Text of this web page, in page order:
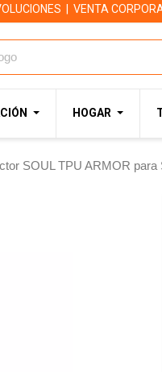
VENTA
HOGAR
SOUL TPU ARMOR